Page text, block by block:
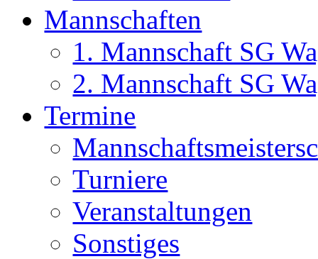
Mannschaften
1. Mannschaft SG
2. Mannschaft SG
Termine
Turniere
Veranstaltungen
Sonstiges